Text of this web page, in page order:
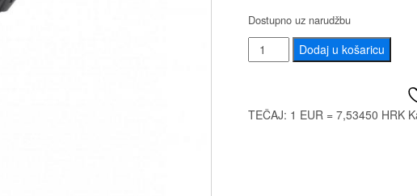
Dostupno uz narudžbu
K&M
12244
STAND
Dodaj u košaricu
TEČAJ: 1 EUR = 7,53450 HRK